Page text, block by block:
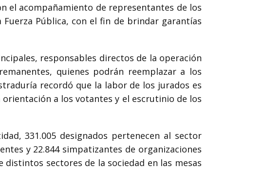
el acompañamiento de representantes de los
Pública, con el fin de brindar garantías
responsables directos de la operación
quienes podrán reemplazar a los
recordó que la labor de los jurados es
a los votantes y el escrutinio de los
331.005 designados pertenecen al sector
y 22.844 simpatizantes de organizaciones
sectores de la sociedad en las mesas